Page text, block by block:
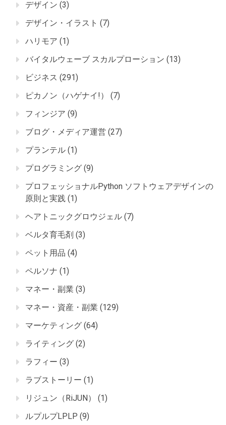
デザイン (3)
デザイン・イラスト (7)
ハリモア (1)
バイタルウェーブ スカルプローション (13)
ビジネス (291)
ピカノン（ハゲナイ!）
(7)
フィンジア (9)
ブログ・メディア運営 (27)
プランテル (1)
プログラミング (9)
プロフェッショナルPython ソフトウェアデザインの
原則と実践 (1)
ヘアトニックグロウジェル (7)
ベルタ育毛剤 (3)
ペット用品 (4)
ペルソナ (1)
マネー・副業 (3)
マネー・資産・副業 (129)
マーケティング (64)
ライティング (2)
ラフィー (3)
ラブストーリー (1)
リジュン（RiJUN）
(1)
ルプルプLPLP (9)